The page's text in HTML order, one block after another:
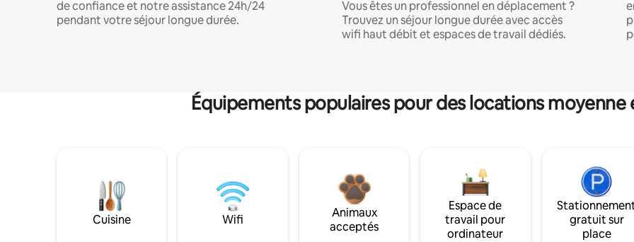
de confiance et notre assistance 24h/24
pendant votre séjour longue durée.
Vous êtes un professionnel en déplacement ?
Trouvez un séjour longue durée avec accès
wifi haut débit et espaces de travail dédiés.
Équipements populaires pour des locations
Cuisine Wifi
Animaux
acceptés
Espace de
travail pour
ordinateur
gratuit sur
place